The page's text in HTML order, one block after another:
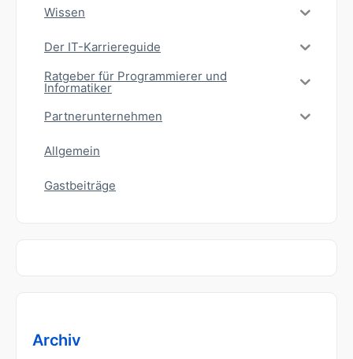
Wissen
Der IT-Karriereguide
Ratgeber für Programmierer und
Informatiker
Partnerunternehmen
Allgemein
Gastbeiträge
Archiv